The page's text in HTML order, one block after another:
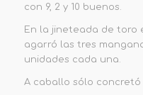
con 9, 2 y 10 buenos.
En la jineteada de toro
agarró las tres
unidades cada una.
A caballo sólo concretó